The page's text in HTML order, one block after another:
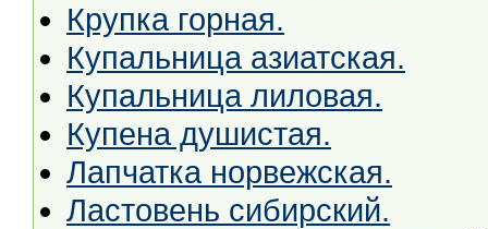
Крупка горная.
Купальница азиатская.
Купальница лиловая.
Купена душистая.
Лапчатка норвежская.
Ластовень сибирский.